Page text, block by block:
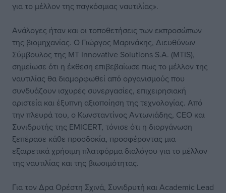
για το μέλλον της παγκόσμιας ναυτιλίας».
Ανάλογες ήταν και οι τοποθετήσεις των εκπροσώπων
της βιομηχανίας. Ο Γιώργος Μαρινάκης, Διευθύνων
Σύμβουλος της MT Innovative Solutions S.A. (MTIS),
σημείωσε ότι η έκθεση επιβεβαίωσε πως το μέλλον της
ναυτιλίας θα διαμορφωθεί από οργανισμούς που
συνδυάζουν ισχυρές συνεργασίες, επιχειρησιακή
αριστεία και έξυπνη αξιοποίηση της τεχνολογίας. Από
την πλευρά του, ο Κωνσταντίνος Αντωνιάδης, CEO και
Συνιδρυτής της EMICERT, τόνισε ότι η διοργάνωση
ξεπέρασε κάθε προσδοκία, προσφέροντας μια
εξαιρετικά χρήσιμη πλατφόρμα διαλόγου για το μέλλον
της ναυτιλίας και της βιωσιμότητας.
Για τον Δρα Ορέστη Σχινά, Συνιδρυτή και Academic Lead